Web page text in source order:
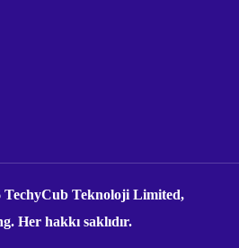
Teknoloji Limited,
Her hakkı saklıdır.